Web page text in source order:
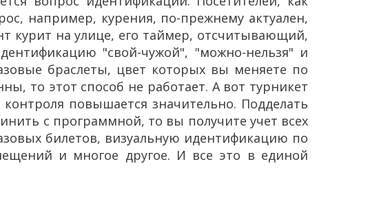
например, курения, по-прежнему актуален,
курит на улице, его таймер, отсчитывающий,
"свой-чужой", "можно-нельзя" и
браслеты, цвет которых вы меняете по
то этот способ не работает. А вот турникет
повышается значительно. Подделать
с программной, то вы получите учет всех
билетов, визуальную идентификацию по
и многое другое. И все это в единой